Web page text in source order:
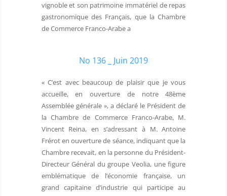
vignoble et son patrimoine immatériel de repas
gastronomique des Français, que la Chambre
de Commerce Franco-Arabe a
No 136 _ Juin 2019
« C’est avec beaucoup de plaisir que je vous
accueille, en ouverture de notre 48ème
Assemblée générale », a déclaré le Président de
la Chambre de Commerce Franco-Arabe, M.
Vincent Reina, en s’adressant à M. Antoine
Frérot en ouverture de séance, indiquant que la
Chambre recevait, en la personne du Président-
Directeur Général du groupe Veolia, une figure
emblématique de l’économie française, un
grand capitaine d’industrie qui participe au